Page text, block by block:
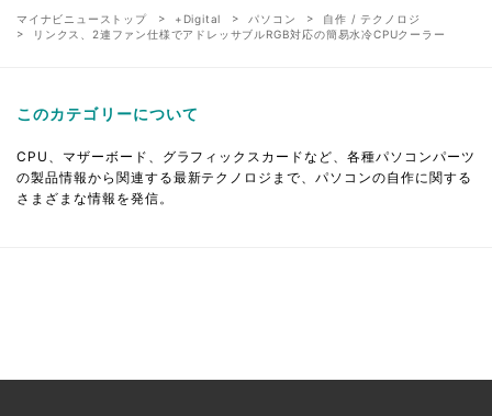
マイナビニューストップ +Digital パソコン
自作 / テクノロジ
リンクス、2連ファン仕様でアドレッサブルRGB対応の簡易水冷CPUクーラー
このカテゴリーについて
CPU、マザーボード、グラフィックスカードなど、各種パソコンパーツ
の製品情報から関連する最新テクノロジまで、パソコンの自作に関する
さまざまな情報を発信。